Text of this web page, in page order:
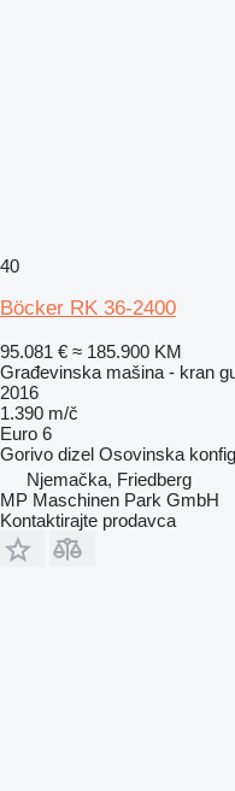
40
Böcker RK 36-2400
95.081 € ≈ 185.900 KM
Građevinska mašina - kran
2016
1.390 m/č
Euro 6
Gorivo dizel Osovinska
Njemačka, Friedberg
MP Maschinen Park GmbH
Kontaktirajte prodavca